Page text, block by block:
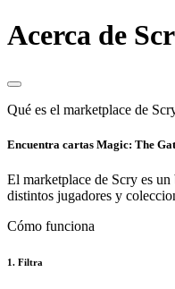
Acerca de
Qué es el marketplace de
Encuentra cartas Magic: The
El marketplace de Scry es
distintos jugadores y
Cómo funciona
1. Filtra